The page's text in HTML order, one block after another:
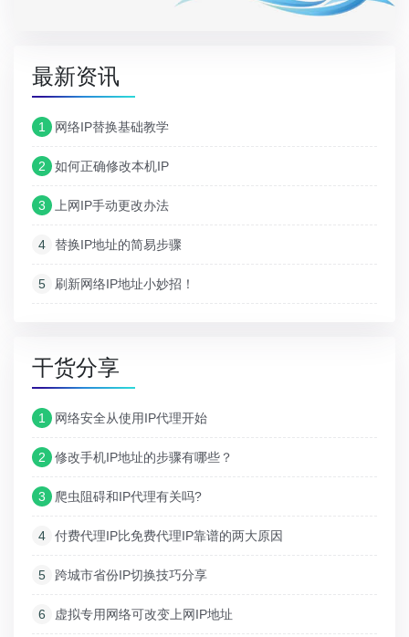
最新资讯
1 网络IP替换基础教学
2 如何正确修改本机IP
3 上网IP手动更改办法
4 替换IP地址的简易步骤
5 刷新网络IP地址小妙招！
干货分享
1 网络安全从使用IP代理开始
2 修改手机IP地址的步骤有哪些？
3 爬虫阻碍和IP代理有关吗?
4 付费代理IP比免费代理IP靠谱的两大原因
5 跨城市省份IP切换技巧分享
6 虚拟专用网络可改变上网IP地址